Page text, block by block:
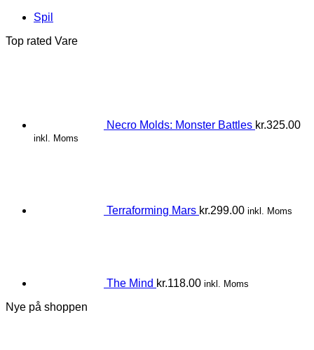
Spil
Top rated Vare
Necro Molds: Monster Battles kr.325.00
inkl. Moms
Terraforming Mars kr.299.00 inkl. Moms
The Mind kr.118.00 inkl. Moms
Nye på shoppen